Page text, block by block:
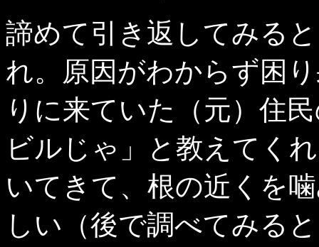
諦めて引き返してみる
れ。原因がわからず困
りに来ていた（元）住
ビルじゃ」と教えてく
いてきて、根の近くを
しい（後で調べてみる